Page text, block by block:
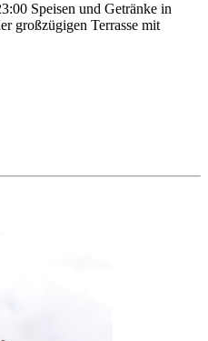
Speisen und Getränke in
großzügigen Terrasse mit